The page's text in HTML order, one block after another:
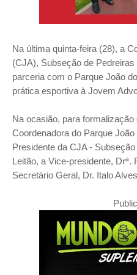
Na última quinta-feira (28), a
(CJA), Subseção de
parceria com o Parque João
prática esportiva à Jovem
Na ocasião, para
Coordenadora do Parque
Presidente da CJA -
Leitão, a Vice-presidente, Drª.
Secretário Geral, Dr. Italo